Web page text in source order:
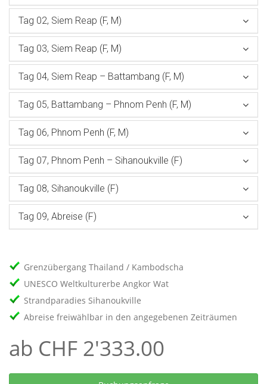
Tag 02, Siem Reap (F, M)
Tag 03, Siem Reap (F, M)
Tag 04, Siem Reap – Battambang (F, M)
Tag 05, Battambang – Phnom Penh (F, M)
Tag 06, Phnom Penh (F, M)
Tag 07, Phnom Penh – Sihanoukville (F)
Tag 08, Sihanoukville (F)
Tag 09, Abreise (F)
Grenzübergang Thailand / Kambodscha
UNESCO Weltkulturerbe Angkor Wat
Strandparadies Sihanoukville
Abreise freiwählbar in den angegebenen Zeiträumen
ab CHF 2'333.00